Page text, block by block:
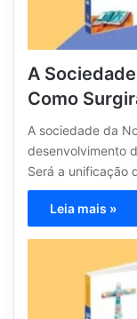
A
Como
A sociedade da
desenvolvimento
Será a unificação
Leia mais »